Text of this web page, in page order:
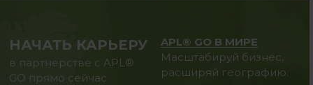
НАЧАТЬ КАРЬЕРУ
в партнерстве с APL®
GO прямо сейчас
APL® GO В МИРЕ
Масштабируй бизнес,
расширяй географию.